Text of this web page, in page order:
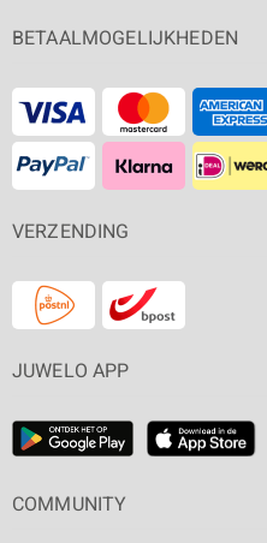
BETAALMOGELIJKHEDEN
VERZENDING
JUWELO APP
COMMUNITY